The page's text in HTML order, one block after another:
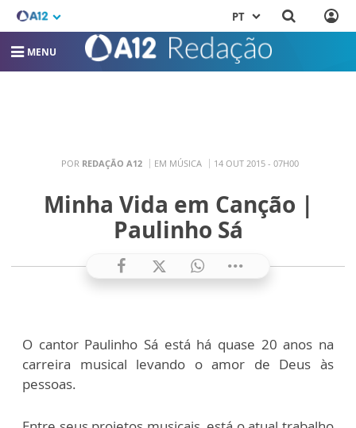
PT
MENU
POR REDAÇÃO A12 EM MÚSICA 14 OUT 2015 - 07H00
Minha Vida em Canção |
Paulinho Sá
O cantor Paulinho Sá está há quase 20 anos na
carreira musical levando o amor de Deus às
pessoas.